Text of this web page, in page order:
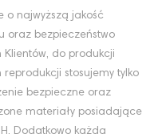
o najwyższą jakość
oraz bezpieczeństwo
Klientów, do produkcji
reprodukcji stosujemy tylko
bezpieczne oraz
materiały posiadające
Dodatkowo każda